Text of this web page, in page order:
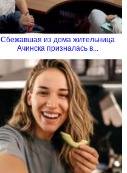
Сбежавшая из дома жительница
Ачинска призналась в...